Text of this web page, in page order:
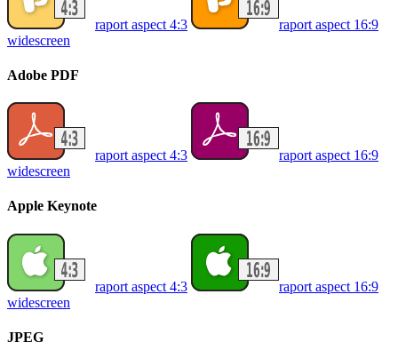
raport aspect 4:3
raport aspect 16:9
widescreen
Adobe PDF
raport aspect 4:3
raport aspect 16:9
widescreen
Apple Keynote
raport aspect 4:3
raport aspect 16:9
widescreen
JPEG